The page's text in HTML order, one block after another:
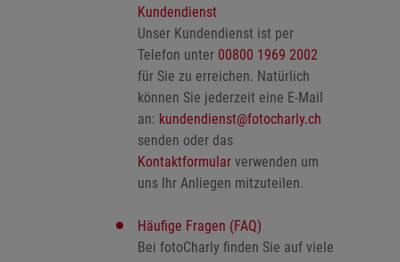
Kundendienst
Unser Kundendienst ist per
Telefon unter 00800 1969 2002
für Sie zu erreichen. Natürlich
können Sie jederzeit eine E-Mail
an: kundendienst@fotocharly.ch
senden oder das
Kontaktformular verwenden um
uns Ihr Anliegen mitzuteilen.
Häufige Fragen (FAQ)
Bei fotoCharly finden Sie auf viele